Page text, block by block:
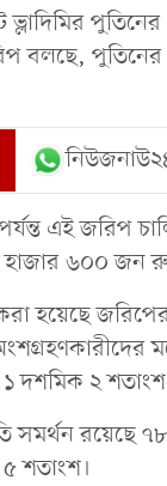
ভ্লাদিমির
বলছে,
এই জরিপ
৬০০ জন
হয়েছে
দশমিক ২ শতাংশ
সমর্থন
শতাংশ।